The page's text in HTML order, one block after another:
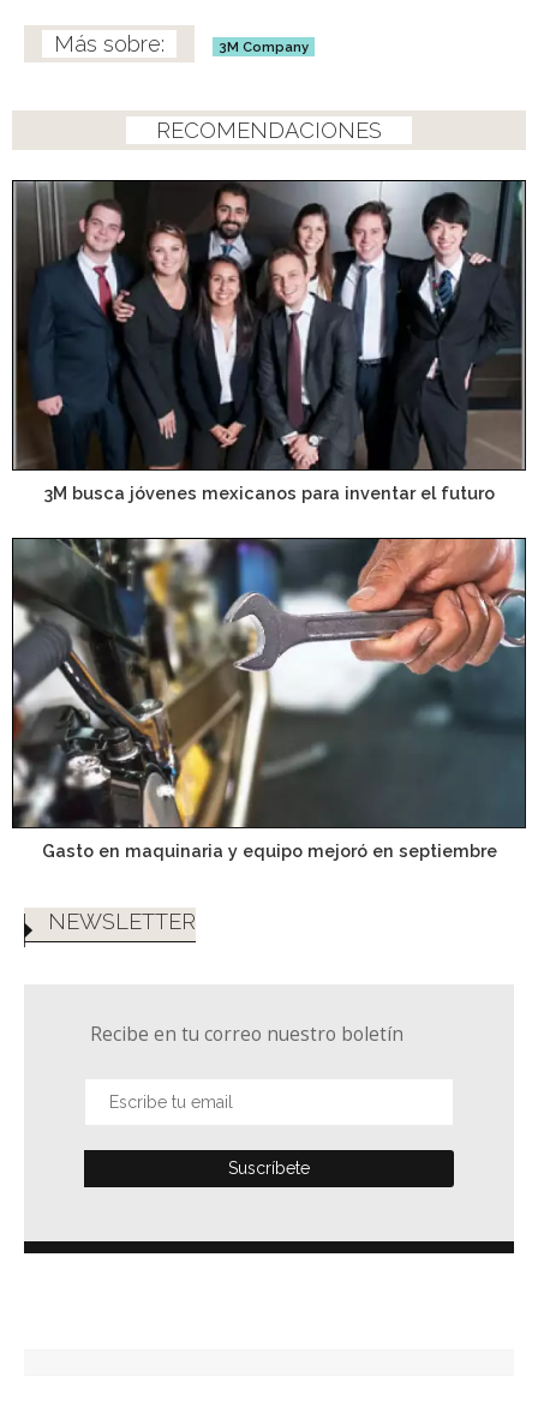
3M Company
RECOMENDACIONES
3M busca jóvenes mexicanos para inventar el futuro
Gasto en maquinaria y equipo mejoró en septiembre
NEWSLETTER
Recibe en tu correo nuestro boletín